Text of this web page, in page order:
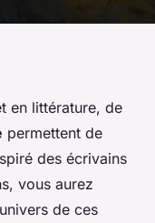
des
en littérature, de
permettent de
des écrivains
vous aurez
de ces